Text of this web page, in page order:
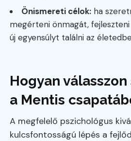
Önismereti célok: ha
megérteni önmagát,
új egyensúlyt találni az
Hogyan
a Mentis
A megfelelő pszichológus
kulcsfontosságú lépés a